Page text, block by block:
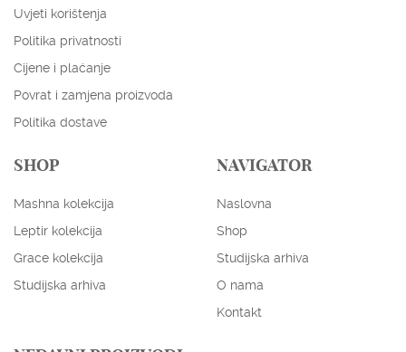
ENGLISH HRVATSKI
EUR
Uvjeti korištenja
Politika privatnosti
Cijene i plaćanje
Povrat i zamjena proizvoda
Politika dostave
SHOP
Mashna kolekcija
Leptir kolekcija
Grace kolekcija
Studijska arhiva
NAVIGATOR
Naslovna
Shop
Studijska arhiva
O nama
Kontakt